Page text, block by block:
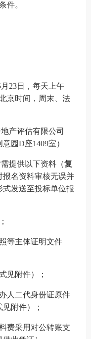
件。
23日，每天上午
京时间，周末、法
产评估有限公司
园D座1409室）
提供以下资料（复
报名资料审核无误并
发送至投标单位报
等主体证明文件
见附件）；
人二代身份证原件
附件）；
费采用对公转账支